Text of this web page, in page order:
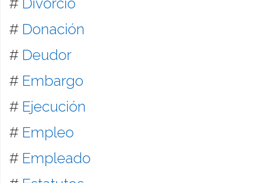
# Donación
# Deudor
# Embargo
# Ejecución
# Empleo
# Empleado